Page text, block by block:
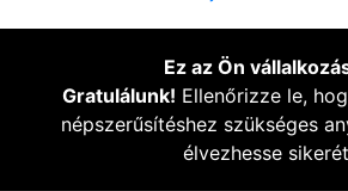
Ez az Ön
Gratulálunk! Ellenőrizze le,
népszerűsítéshez szükséges
élvezhesse